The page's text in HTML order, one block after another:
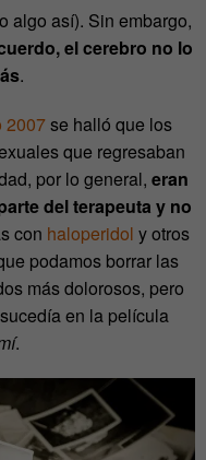
algo así). Sin embargo,
el cerebro no lo
.
2007se halló que los
que regresaban
por lo general, eran
del terapeuta y no
con haloperidol y otros
podamos borrar las
más dolorosos, pero
en la película
.